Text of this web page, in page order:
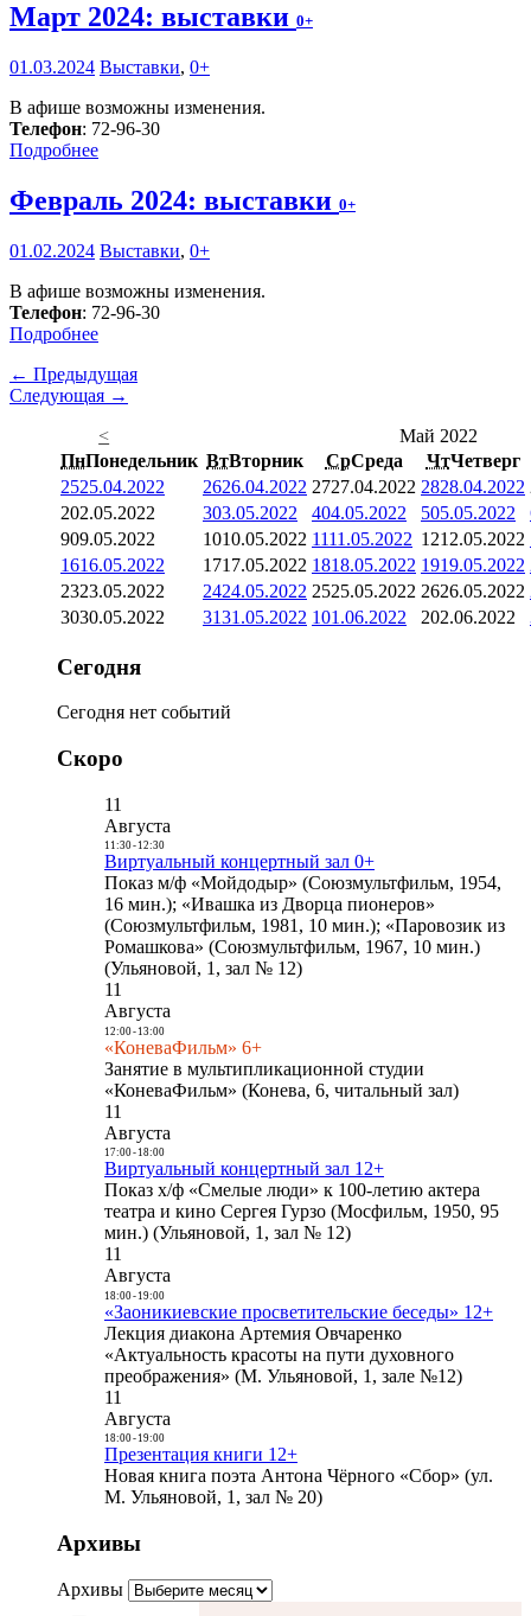
Март 2024: выставки 0+
01.03.2024 Выставки, 0+
В афише возможны изменения.
Телефон: 72-96-30
Подробнее
Февраль 2024: выставки 0+
01.02.2024 Выставки, 0+
В афише возможны изменения.
Телефон: 72-96-30
Подробнее
← Предыдущая
Следующая →
<
Май 2022
ПнПонедельник ВтВторник СрСреда ЧтЧетверг
2525.04.2022 2626.04.2022 2727.04.2022 2828.04.2022
202.05.2022 303.05.2022 404.05.2022 505.05.2022
909.05.2022 1010.05.2022 1111.05.2022 1212.05.2022
1616.05.2022 1717.05.2022 1818.05.2022 1919.05.2022
2323.05.2022 2424.05.2022 2525.05.2022 2626.05.2022
3030.05.2022 3131.05.2022 101.06.2022 202.06.2022
Сегодня
Сегодня нет событий
Скоро
11
Августа
11:30- 12:30
Виртуальный концертный зал 0+
Показ м/ф «Мойдодыр» (Союзмультфильм, 1954,
16 мин.); «Ивашка из Дворца пионеров»
(Союзмультфильм, 1981, 10 мин.); «Паровозик из
Ромашкова» (Союзмультфильм, 1967, 10 мин.)
(Ульяновой, 1, зал № 12)
11
Августа
12:00- 13:00
«КоневаФильм» 6+
Занятие в мультипликационной студии
«КоневаФильм» (Конева, 6, читальный зал)
11
Августа
17:00- 18:00
Виртуальный концертный зал 12+
Показ х/ф «Смелые люди» к 100-летию актера
театра и кино Сергея Гурзо (Мосфильм, 1950, 95
мин.) (Ульяновой, 1, зал № 12)
11
Августа
18:00- 19:00
«Заоникиевские просветительские беседы» 12+
Лекция диакона Артемия Овчаренко
«Актуальность красоты на пути духовного
преображения» (М. Ульяновой, 1, зале №12)
11
Августа
18:00- 19:00
Презентация книги 12+
Новая книга поэта Антона Чёрного «Сбор» (ул.
М. Ульяновой, 1, зал № 20)
Архивы
Архивы